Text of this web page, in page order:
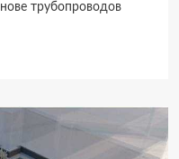
трубопроводов